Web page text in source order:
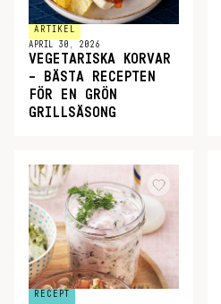
ARTIKEL
APRIL 30, 2026
VEGETARISKA KORVAR
– BÄSTA RECEPTEN
FÖR EN GRÖN
GRILLSÄSONG
RECEPT